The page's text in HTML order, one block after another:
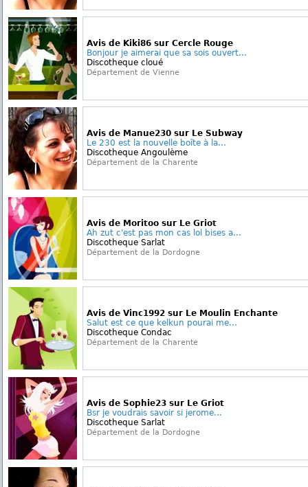
Avis de Kiki86 sur Cercle Rouge
Bonjour je aimerai que sa sois ouvert...
Discotheque cloué
Département de Vienne
Avis de Manue230 sur Le Subway
Le 230 est la nouvelle boîte à la...
Discotheque Angoulème
Département de la Charente
Avis de Moritoo sur Le Griot
Ah zut c'est pas mon cas lol bises a...
Discotheque Sarlat
Département de la Dordogne
Avis de Vinc1992 sur Le Moulin Enchante
Salut est ce que kelkun pourai me...
Discotheque Condac
Département de la Charente
Avis de Sophie23 sur Le Griot
Bsr je voudrais savoir si jerome...
Discotheque Sarlat
Département de la Dordogne